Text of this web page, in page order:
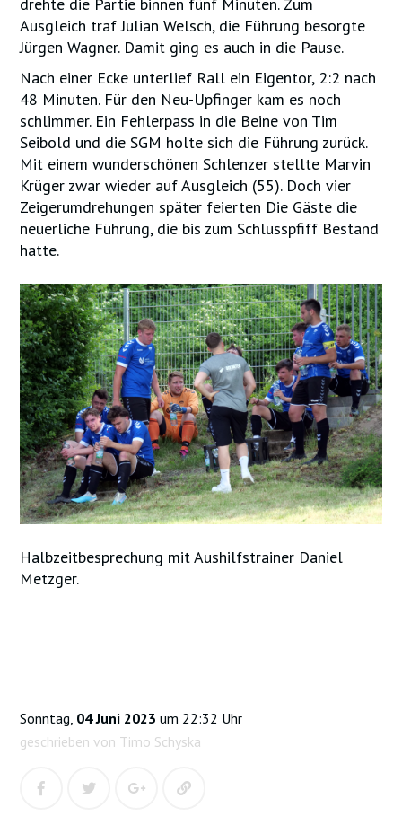
Ausgleich traf Julian Welsch, die Führung besorgte
Jürgen Wagner. Damit ging es auch in die Pause.
Nach einer Ecke unterlief Rall ein Eigentor, 2:2 nach
48 Minuten. Für den Neu-Upfinger kam es noch
schlimmer. Ein Fehlerpass in die Beine von Tim
Seibold und die SGM holte sich die Führung zurück.
Mit einem wunderschönen Schlenzer stellte Marvin
Krüger zwar wieder auf Ausgleich (55). Doch vier
Zeigerumdrehungen später feierten Die Gäste die
neuerliche Führung, die bis zum Schlusspfiff Bestand
hatte.
Halbzeitbesprechung mit Aushilfstrainer Daniel
Metzger.
Sonntag, 04 Juni 2023 um 22:32 Uhr
geschrieben von Timo Schyska